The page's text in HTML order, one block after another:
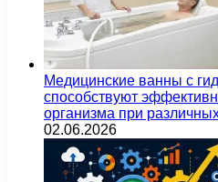
Медицинские ванны с
способствуют
организма при
02.06.2026